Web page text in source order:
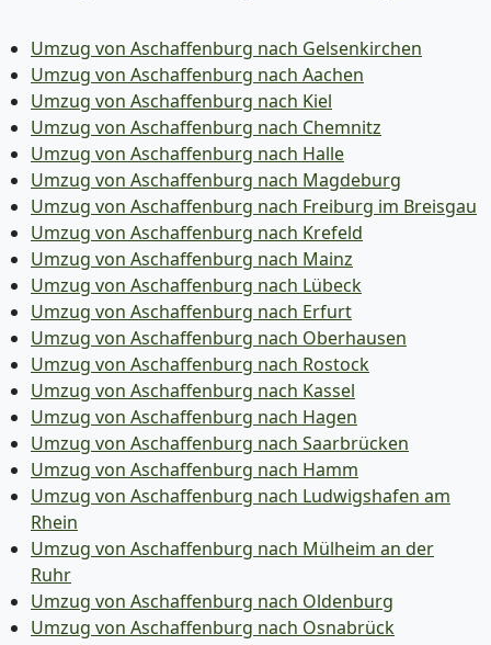
Umzug von Aschaffenburg nach Gelsenkirchen
Umzug von Aschaffenburg nach Aachen
Umzug von Aschaffenburg nach Kiel
Umzug von Aschaffenburg nach Chemnitz
Umzug von Aschaffenburg nach Halle
Umzug von Aschaffenburg nach Magdeburg
Umzug von Aschaffenburg nach Freiburg im Breisgau
Umzug von Aschaffenburg nach Krefeld
Umzug von Aschaffenburg nach Mainz
Umzug von Aschaffenburg nach Lübeck
Umzug von Aschaffenburg nach Erfurt
Umzug von Aschaffenburg nach Oberhausen
Umzug von Aschaffenburg nach Rostock
Umzug von Aschaffenburg nach Kassel
Umzug von Aschaffenburg nach Hagen
Umzug von Aschaffenburg nach Saarbrücken
Umzug von Aschaffenburg nach Hamm
Umzug von Aschaffenburg nach Ludwigshafen am
Rhein
Umzug von Aschaffenburg nach Mülheim an der
Ruhr
Umzug von Aschaffenburg nach Oldenburg
Umzug von Aschaffenburg nach Osnabrück